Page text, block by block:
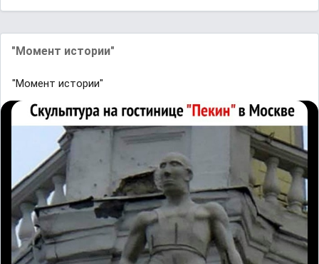
"Момент истории"
"Момент истории"